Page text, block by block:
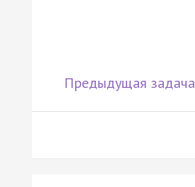
Предыдущая задача